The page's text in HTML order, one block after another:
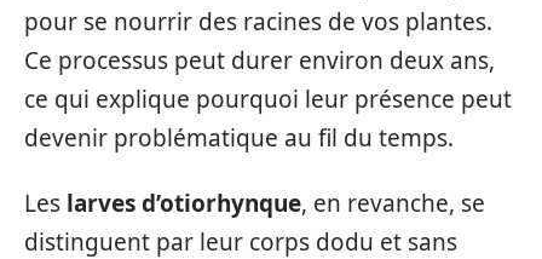
pour se nourrir des racines de vos plantes.
Ce processus peut durer environ deux ans,
ce qui explique pourquoi leur présence peut
devenir problématique au fil du temps.
Les larves d’otiorhynque, en revanche, se
distinguent par leur corps dodu et sans